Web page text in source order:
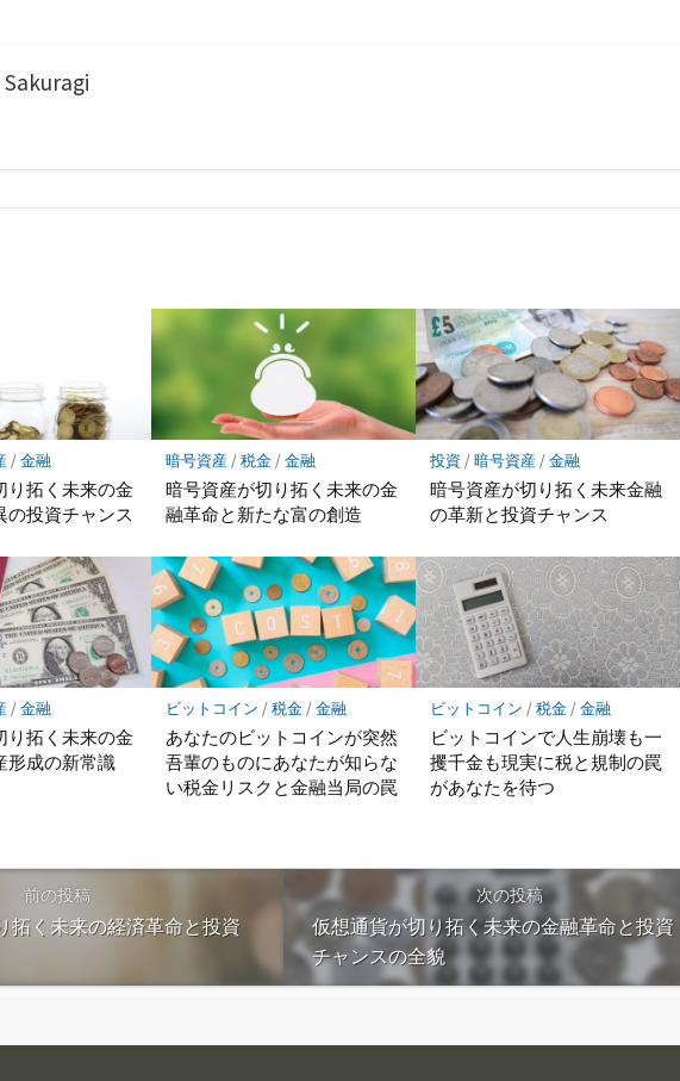
Sakuragi
/金融
り拓く未来の金
の投資チャンス
暗号資産/税金/金融
暗号資産が切り拓く未来の金
融革命と新たな富の創造
投資 /暗号資産/金融
暗号資産が切り拓く未来金融
の革新と投資チャンス
/金融
り拓く未来の金
形成の新常識
ビットコイン /税金/金融
あなたのビットコインが突然
吾輩のものにあなたが知らな
い税金リスクと金融当局の罠
ビットコイン /税金/金融
ビットコインで人生崩壊も一
攫千金も現実に税と規制の罠
があなたを待つ
前の投稿
拓く未来の経済革命と投資
次の投稿
仮想通貨が切り拓く未来の金融革命と投資
チャンスの全貌